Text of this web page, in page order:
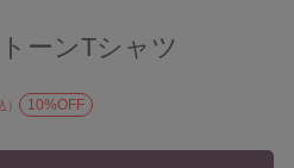
ーンTシャツ
） 10%OFF